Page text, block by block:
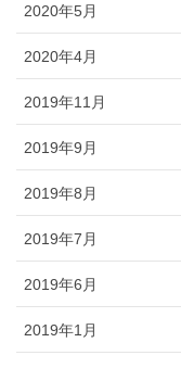
2020年5月
2020年4月
2019年11月
2019年9月
2019年8月
2019年7月
2019年6月
2019年1月